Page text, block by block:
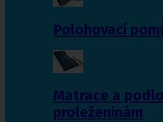
Polohovací
Matrace a
proleženinám